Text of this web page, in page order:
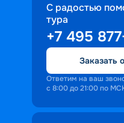
С радостью
тура
+7 495
Заказать
Ответим на ваш
с 8:00 до 21:00 по